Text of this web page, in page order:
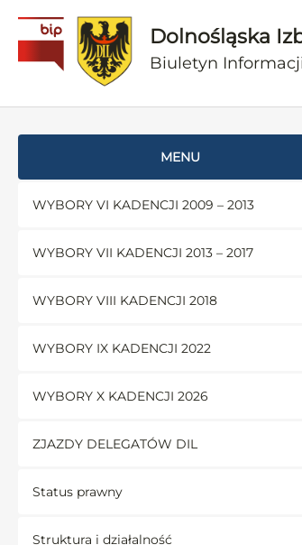
Dolnośląska
Biuletyn
MENU
WYBORY VI KADENCJI 2009 – 2013
WYBORY VII KADENCJI 2013 – 2017
WYBORY VIII KADENCJI 2018
WYBORY IX KADENCJI 2022
WYBORY X KADENCJI 2026
ZJAZDY DELEGATÓW DIL
Status prawny
Struktura i działalność